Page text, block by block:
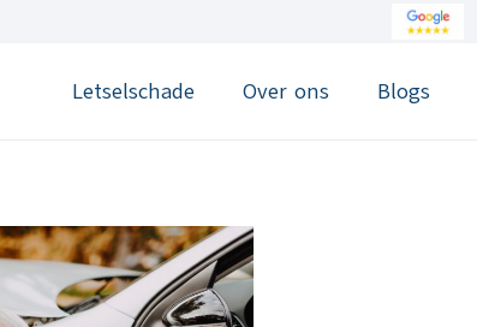
Letselschade Over ons Blogs